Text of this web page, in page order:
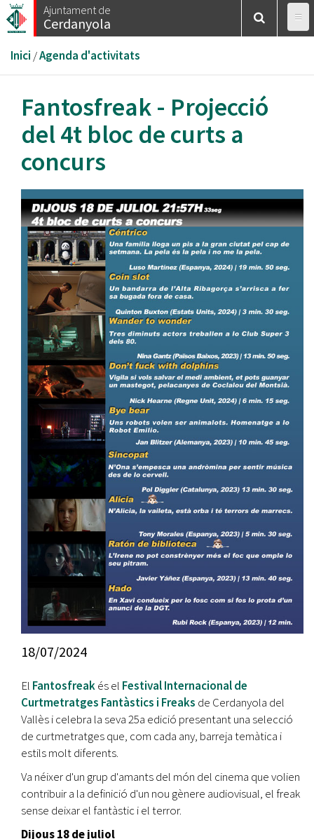
Vés
al
Ajuntament de
Cerdanyola
Esteu
aquí
Inici /Agenda d'activitats
Fantosfreak - Projecció
del 4t bloc de curts a
concurs
18/07/2024
El Fantosfreakés el Festival Internacional de
Curtmetratges Fantàstics i Freaks de Cerdanyola del
Vallès i celebra la seva 25a edició presentant una selecció
de curtmetratges que, com cada any, barreja temàtica i
estils molt diferents.
Va néixer d'un grup d'amants del món del cinema que volien
contribuir a la definició d'un nou gènere audiovisual, el freak
sense deixar el fantàstic i el terror.
Dijous 18 de juliol